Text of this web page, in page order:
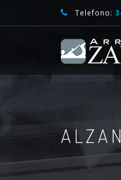
Telefono: